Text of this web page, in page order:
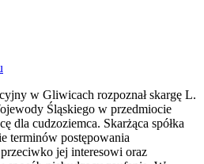
w Gliwicach rozpoznał skargę L.
Śląskiego w przedmiocie
dla cudzoziemca. Skarżąca spółka
terminów postępowania
jej interesowi oraz